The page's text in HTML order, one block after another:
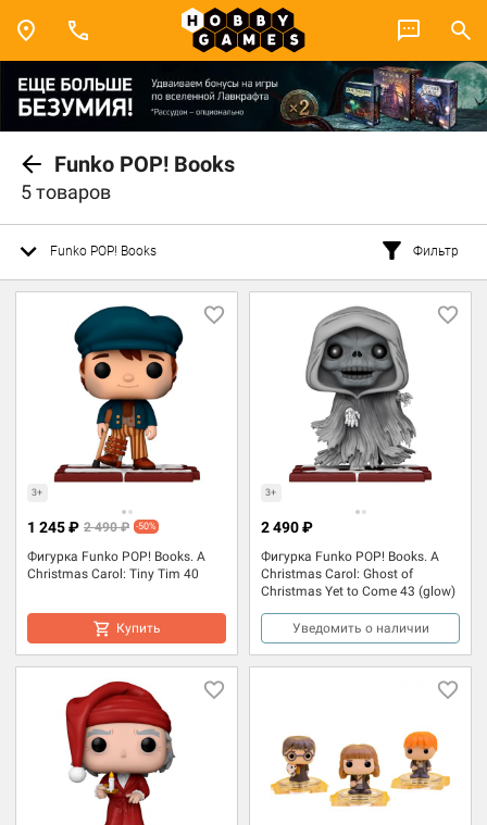
Funko POP! Books
5 товаров
Funko POP! Books Фильтр
3+
Фигурка Funko POP! Books. A
Christmas Carol: Tiny Tim 40
1 245 ₽ 2 490 ₽ -50%
Купить
3+
Фигурка Funko POP! Books. A
Christmas Carol: Ghost of
Christmas Yet to Come 43 (glow)
2 490 ₽
Уведомить о наличии